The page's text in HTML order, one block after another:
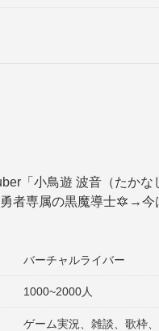
選択内容をリセット
「小鳥遊 波音（たかな
者専属の黒魔導士🔯→今
バーチャルライバー
1000~2000人
ゲーム実況、雑談、歌枠